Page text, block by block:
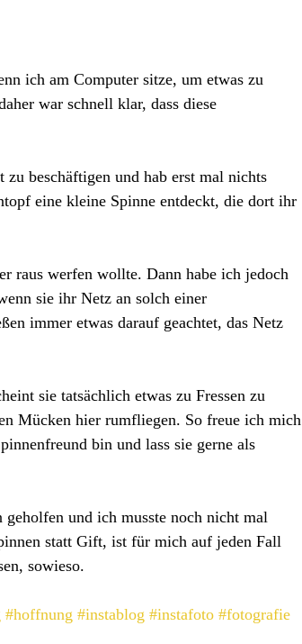
ich am Computer sitze, um etwas zu
war schnell klar, dass diese
beschäftigen und hab erst mal nichts
eine kleine Spinne entdeckt, die dort ihr
raus werfen wollte. Dann habe ich jedoch
sie ihr Netz an solch einer
immer etwas darauf geachtet, das Netz
sie tatsächlich etwas zu Fressen zu
Mücken hier rumfliegen. So freue ich mich
bin und lass sie gerne als
und ich musste noch nicht mal
statt Gift, ist für mich auf jeden Fall
sowieso.
#hoffnung #instablog #instafoto #fotografie